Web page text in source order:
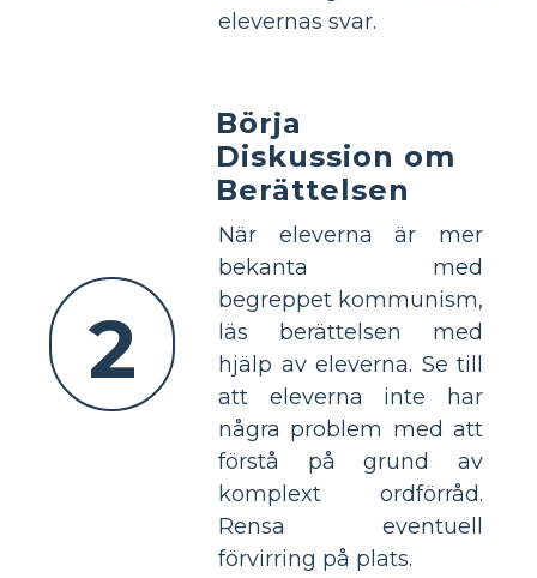
elevernas svar.
2
Börja
Diskussion om
Berättelsen
När eleverna är mer
bekanta med
begreppet kommunism,
läs berättelsen med
hjälp av eleverna. Se till
att eleverna inte har
några problem med att
förstå på grund av
komplext ordförråd.
Rensa eventuell
förvirring på plats.